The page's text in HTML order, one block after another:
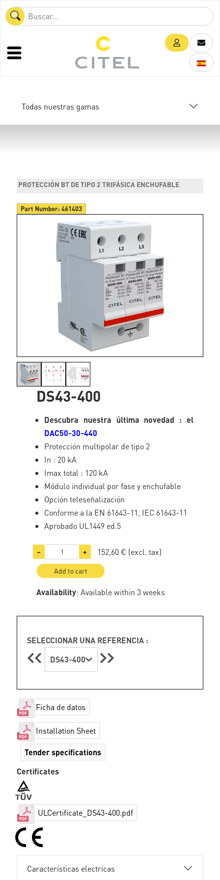
Todas nuestras gamas
PROTECCIÓN BT DE TIPO 2 TRIFÁSICA ENCHUFABLE
Part Number:461403
DS43-400
Descubra nuestra última novedad : el
DAC50-30-440
Protección multipolar de tipo 2
In : 20 kA
Imax total : 120 kA
Módulo individual por fase y enchufable
Opción teleseñalización
Conforme a la EN 61643-11, IEC 61643-11
Aprobado UL1449 ed.5
− + 152,60 € (excl. tax)
Add to cart
Availability: Available within 3 weeks
SELECCIONAR UNA REFERENCIA :
DS43-400
Ficha de datos
Installation Sheet
Tender specifications
Certificates
ULCertificate_DS43-400.pdf
Características electricas